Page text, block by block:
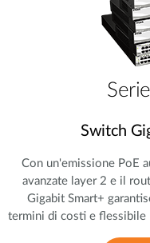
Switch
Con un'emissione PoE
avanzate layer 2 e il
Gigabit Smart+
termini di costi e flessibile